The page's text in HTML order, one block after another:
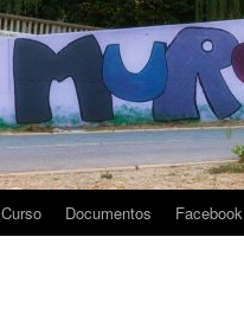
Documentos Facebook